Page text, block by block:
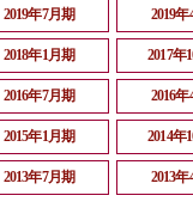
2019年7月期 2019
2018年1月期 2017年
2016年7月期 2016
2015年1月期 2014年
2013年7月期 2013